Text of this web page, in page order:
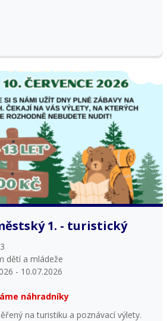
1. - turistický
dětí a mládeže
- 10.07.2026
náhradníky
na turistiku a poznávací výlety.